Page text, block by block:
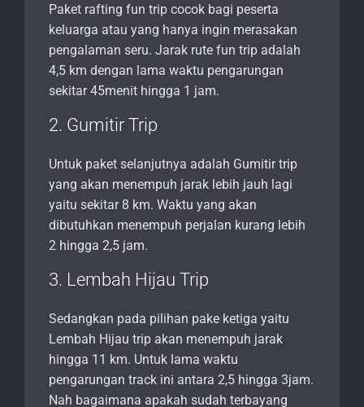
Paket rafting fun trip cocok bagi peserta
keluarga atau yang hanya ingin merasakan
pengalaman seru. Jarak rute fun trip adalah
4,5 km dengan lama waktu pengarungan
sekitar 45menit hingga 1 jam.
2. Gumitir Trip
Untuk paket selanjutnya adalah Gumitir trip
yang akan menempuh jarak lebih jauh lagi
yaitu sekitar 8 km. Waktu yang akan
dibutuhkan menempuh perjalan kurang lebih
2 hingga 2,5 jam.
3. Lembah Hijau Trip
Sedangkan pada pilihan pake ketiga yaitu
Lembah Hijau trip akan menempuh jarak
hingga 11 km. Untuk lama waktu
pengarungan track ini antara 2,5 hingga 3jam.
Nah bagaimana apakah sudah terbayang